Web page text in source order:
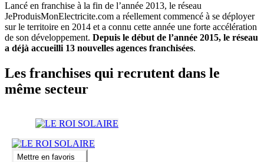
Lancé en franchise à la fin de l’année 2013, le réseau
JeProduisMonElectricite.com a réellement commencé à se déployer
sur le territoire en 2014 et a connu cette année une forte accélération
de son développement. Depuis le début de l’année 2015, le réseau
a déjà accueilli 13 nouvelles agences franchisées.
Les franchises qui recrutent dans le
même secteur
Mettre en favoris